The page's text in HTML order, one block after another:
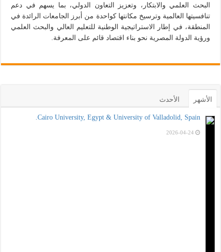
البحث العلمي والابتكار، وتعزيز التعاون الدولي، بما يسهم في دعم
تنافسيتها العالمية وترسيخ مكانتها كواحدة من أبرز الجامعات الرائدة في
المنطقة، في إطار الاستراتيجية الوطنية للتعليم العالي والبحث العلمي
ورؤية الدولة المصرية نحو بناء اقتصاد قائم على المعرفة.
الأشهر الأحدث
Cairo University, Egypt & University of Valladolid, Spain.
2026-04-24